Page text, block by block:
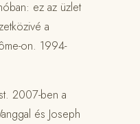
ez az üzlet
a
on. 1994-
2007-ben a
és Joseph